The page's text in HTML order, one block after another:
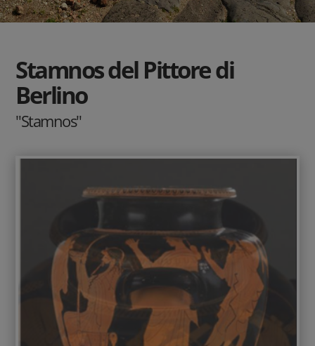
Stamnos del Pittore di
Berlino
"Stamnos"